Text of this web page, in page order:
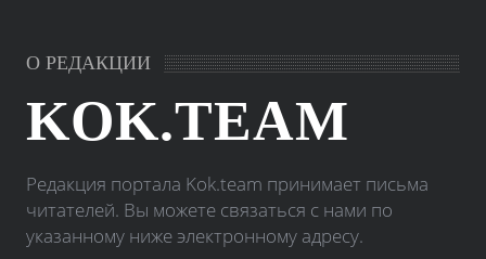
О РЕДАКЦИИ
KOK.TEAM
Редакция портала Kok.team принимает письма
читателей. Вы можете связаться с нами по
указанному ниже электронному адресу.